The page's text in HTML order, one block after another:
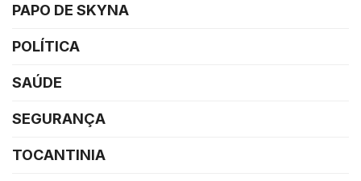
PAPO DE SKYNA
POLÍTICA
SAÚDE
SEGURANÇA
TOCANTINIA